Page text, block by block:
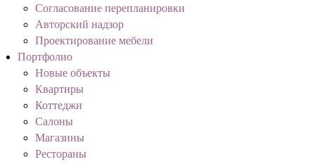
Согласование перепланировки
Авторский надзор
Проектирование мебели
Портфолио
Новые объекты
Квартиры
Коттеджи
Салоны
Магазины
Рестораны